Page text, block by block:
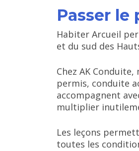
Passer le
Habiter Arcueil
et du sud des
Chez AK
permis, conduite
accompagnent
multiplier
Les leçons
toutes les